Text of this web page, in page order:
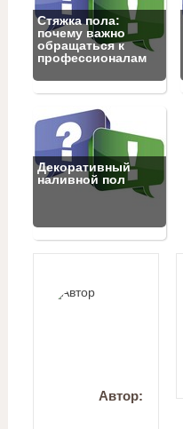
Стяжка пола:
почему важно
обращаться к
профессионалам
Декоративный
наливной пол
Автор: